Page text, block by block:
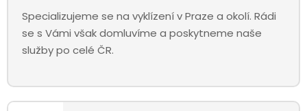
Specializujeme se na vyklízení v Praze a okolí. Rádi
se s Vámi však domluvíme a poskytneme naše
služby po celé ČR.